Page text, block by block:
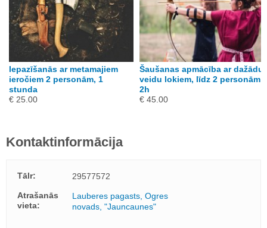
Iepazīšanās ar metamajiem
ieročiem 2 personām, 1
stunda
€ 25.00
Šaušanas apmācība ar dažādu
veidu lokiem, līdz 2 personām,
2h
€ 45.00
Kontaktinformācija
Tālr:
29577572
Atrašanās
vieta:
Lauberes pagasts, Ogres
novads, "Jauncaunes"